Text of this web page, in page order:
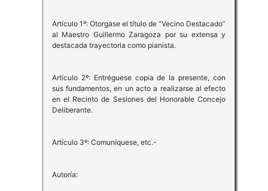
Artículo 1º: Otorgase el título de “Vecino Destacado”
al Maestro Guillermo Zaragoza por su extensa y
destacada trayectoria como pianista.
Artículo 2º: Entréguese copia de la presente, con
sus fundamentos, en un acto a realizarse al efecto
en el Recinto de Sesiones del Honorable Concejo
Deliberante.
Artículo 3º: Comuníquese, etc.-
Autoría: